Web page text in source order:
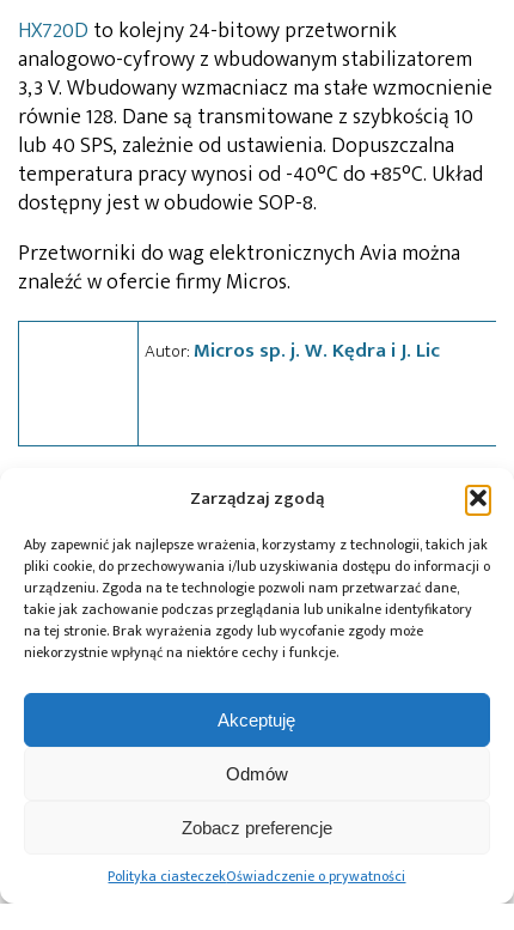
Zarządzaj zgodą
Aby zapewnić jak najlepsze wrażenia, korzystamy z technologii, takich jak
pliki cookie, do przechowywania i/lub uzyskiwania dostępu do informacji o
urządzeniu. Zgoda na te technologie pozwoli nam przetwarzać dane,
takie jak zachowanie podczas przeglądania lub unikalne identyfikatory
na tej stronie. Brak wyrażenia zgody lub wycofanie zgody może
niekorzystnie wpłynąć na niektóre cechy i funkcje.
Akceptuję
Odmów
Zobacz preferencje
Polityka ciasteczekOświadczenie o prywatności
HX720D to kolejny 24-bitowy przetwornik
analogowo-cyfrowy z wbudowanym stabilizatorem
3,3 V. Wbudowany wzmacniacz ma stałe wzmocnienie
równie 128. Dane są transmitowane z szybkością 10
lub 40 SPS, zależnie od ustawienia. Dopuszczalna
temperatura pracy wynosi od -40°C do +85°C. Układ
dostępny jest w obudowie SOP-8.
Przetworniki do wag elektronicznych Avia można
znaleźć w ofercie firmy Micros.
Autor:Micros sp. j. W. Kędra i J. Lic
Avia Semiconductor,Micros
Przeczytaj również:
Global ElectronicsMicrochip i Micron
prezentują
pamięci masowej
oraz centrów
Farnell podejmuje
Edge AI